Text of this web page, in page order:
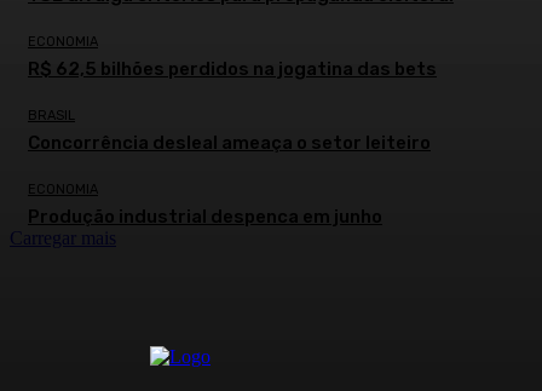
ECONOMIA
R$ 62,5 bilhões perdidos na jogatina das bets
BRASIL
Concorrência desleal ameaça o setor leiteiro
ECONOMIA
Produção industrial despenca em junho
Carregar mais